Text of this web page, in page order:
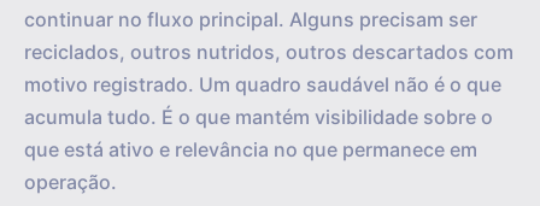
continuar no fluxo principal. Alguns precisam ser
reciclados, outros nutridos, outros descartados com
motivo registrado. Um quadro saudável não é o que
acumula tudo. É o que mantém visibilidade sobre o
que está ativo e relevância no que permanece em
operação.